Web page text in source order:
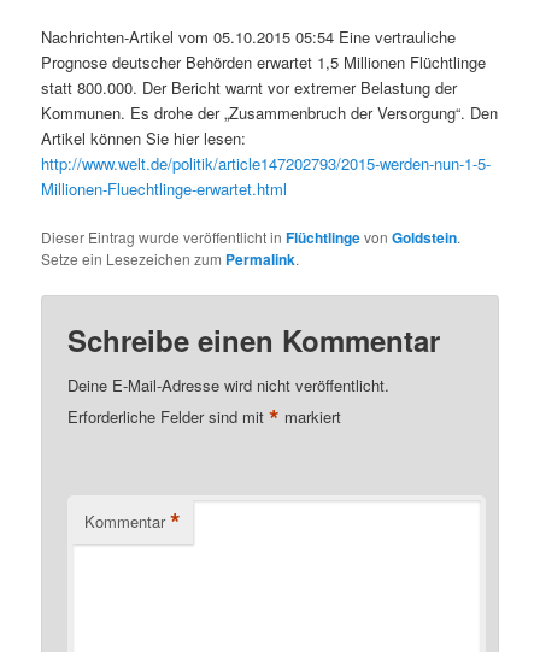
Nachrichten-Artikel vom 05.10.2015 05:54 Eine vertrauliche
Prognose deutscher Behörden erwartet 1,5 Millionen Flüchtlinge
statt 800.000. Der Bericht warnt vor extremer Belastung der
Kommunen. Es drohe der „Zusammenbruch der Versorgung“. Den
Artikel können Sie hier lesen:
http://www.welt.de/politik/article147202793/2015-werden-nun-1-5-
Millionen-Fluechtlinge-erwartet.html
Dieser Eintrag wurde veröffentlicht inFlüchtlingevonGoldstein.
Setze ein Lesezeichen zum Permalink.
Schreibe einen Kommentar
Deine E-Mail-Adresse wird nicht veröffentlicht.
Erforderliche Felder sind mit* markiert
Kommentar *